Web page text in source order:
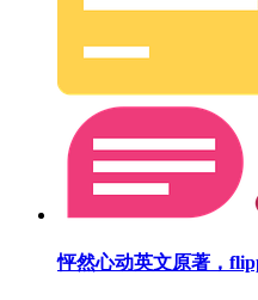
怦然心动英文原著，